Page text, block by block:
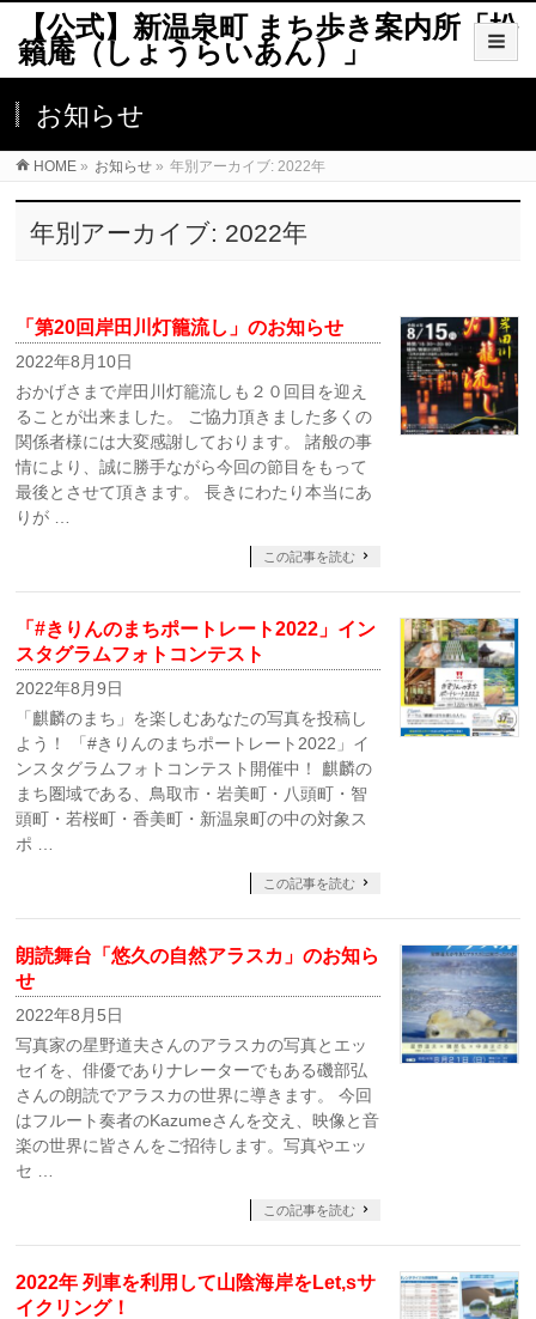
【公式】新温泉町 まち歩き案内所「松
籟庵（しょうらいあん）」
お知らせ
HOME » お知らせ » 年別アーカイブ: 2022年
年別アーカイブ: 2022年
「第20回岸田川灯籠流し」のお知らせ
2022年8月10日
おかげさまで岸田川灯籠流しも２０回目を迎え
ることが出来ました。 ご協力頂きました多くの
関係者様には大変感謝しております。 諸般の事
情により、誠に勝手ながら今回の節目をもって
最後とさせて頂きます。 長きにわたり本当にあ
りが …
この記事を読む
「#きりんのまちポートレート2022」イン
スタグラムフォトコンテスト
2022年8月9日
「麒麟のまち」を楽しむあなたの写真を投稿し
よう！ 「#きりんのまちポートレート2022」イ
ンスタグラムフォトコンテスト開催中！ 麒麟の
まち圏域である、鳥取市・岩美町・八頭町・智
頭町・若桜町・香美町・新温泉町の中の対象ス
ポ …
この記事を読む
朗読舞台「悠久の自然アラスカ」のお知ら
せ
2022年8月5日
写真家の星野道夫さんのアラスカの写真とエッ
セイを、俳優でありナレーターでもある磯部弘
さんの朗読でアラスカの世界に導きます。 今回
はフルート奏者のKazumeさんを交え、映像と音
楽の世界に皆さんをご招待します。写真やエッ
セ …
この記事を読む
2022年 列車を利用して山陰海岸をLet,sサ
イクリング！